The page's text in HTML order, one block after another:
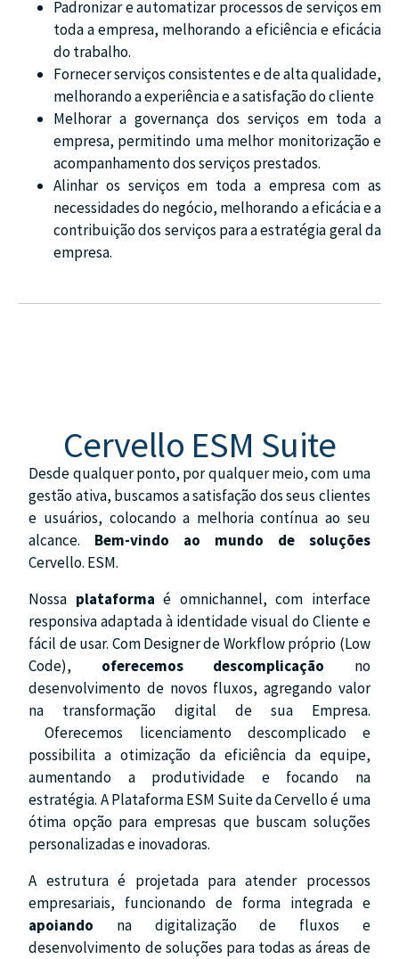
Padronizar e automatizar processos de serviços em
toda a empresa, melhorando a eficiência e eficácia
do trabalho.
Fornecer serviços consistentes e de alta qualidade,
melhorando a experiência e a satisfação do cliente
Melhorar a governança dos serviços em toda a
empresa, permitindo uma melhor monitorização e
acompanhamento dos serviços prestados.
Alinhar os serviços em toda a empresa com as
necessidades do negócio, melhorando a eficácia e a
contribuição dos serviços para a estratégia geral da
empresa.
Cervello ESM Suite
Desde qualquer ponto, por qualquer meio, com uma
gestão ativa, buscamos a satisfação dos seus clientes
e usuários, colocando a melhoria contínua ao seu
alcance. Bem-vindo ao mundo de soluções
Cervello. ESM.
Nossa plataformaé omnichannel, com interface
responsiva adaptada à identidade visual do Cliente e
fácil de usar. Com Designer de Workflow próprio (Low
Code), oferecemos descomplicação no
desenvolvimento de novos fluxos, agregando valor
na transformação digital de sua Empresa.
Oferecemos licenciamento descomplicado e
possibilita a otimização da eficiência da equipe,
aumentando a produtividade e focando na
estratégia. A Plataforma ESM Suite da Cervello é uma
ótima opção para empresas que buscam soluções
personalizadas e inovadoras.
A estrutura é projetada para atender processos
empresariais, funcionando de forma integrada e
apoiando na digitalização de fluxos e
desenvolvimento de soluções para todas as áreas de